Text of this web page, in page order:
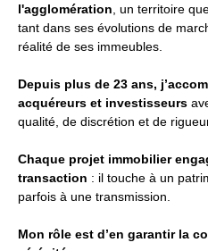
l'agglomération , un territoire
tant dans ses évolutions de
réalité de ses immeubles.
Depuis plus de 23 ans,
acquéreurs et investisseurs
qualité, de discrétion et de
Chaque projet immobilier
transaction : il touche à un
parfois à une transmission.
Mon rôle est d’en garantir la